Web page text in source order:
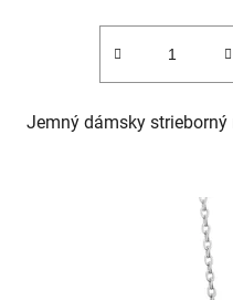
Jemný dámsky